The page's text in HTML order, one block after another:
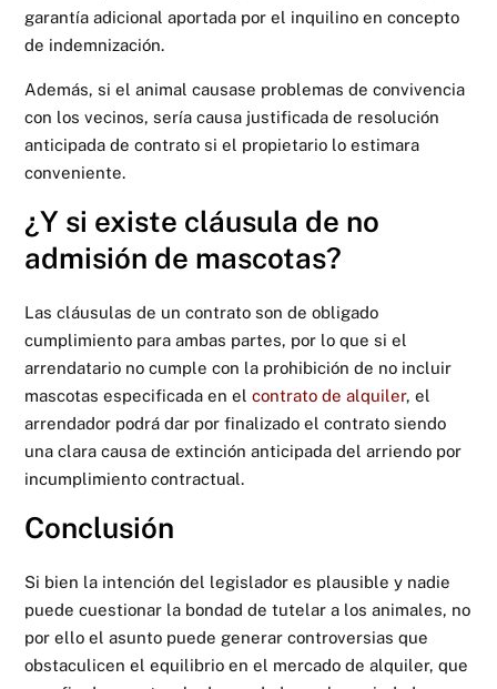
garantía adicional aportada por el inquilino en concepto
de indemnización.
Además, si el animal causase problemas de convivencia
con los vecinos, sería causa justificada de resolución
anticipada de contrato si el propietario lo estimara
conveniente.
¿Y si existe cláusula de no
admisión de mascotas?
Las cláusulas de un contrato son de obligado
cumplimiento para ambas partes, por lo que si el
arrendatario no cumple con la prohibición de no incluir
mascotas especificada en elcontrato de alquiler, el
arrendador podrá dar por finalizado el contrato siendo
una clara causa de extinción anticipada del arriendo por
incumplimiento contractual.
Conclusión
Si bien la intención del legislador es plausible y nadie
puede cuestionar la bondad de tutelar a los animales, no
por ello el asunto puede generar controversias que
obstaculicen el equilibrio en el mercado de alquiler, que